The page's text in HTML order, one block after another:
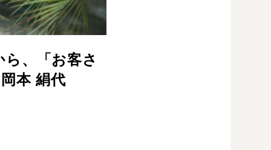
、「お客さ
本 絹代